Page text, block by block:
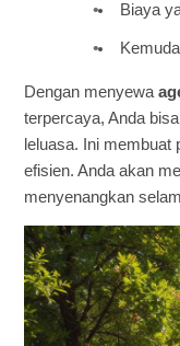
Biaya
Dengan menyewa
terpercaya, Anda
leluasa. Ini membuat
efisien. Anda akan
menyenangkan